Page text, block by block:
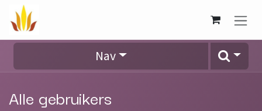
Overslaan naar inhoud
Nav
Alle gebruikers